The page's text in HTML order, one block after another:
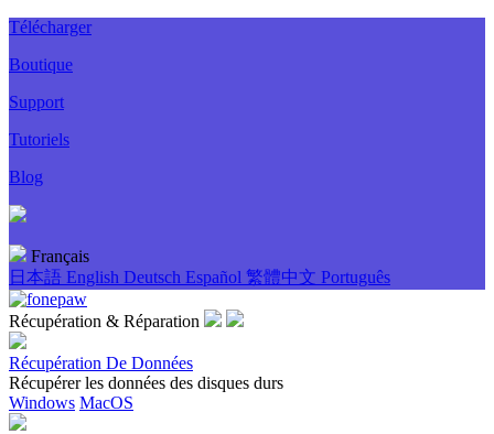
Télécharger
Boutique
Support
Tutoriels
Blog
Français
日本語 English Deutsch Español 繁體中文 Português
Récupération & Réparation
Récupération De Données
Récupérer les données des disques durs
Windows MacOS